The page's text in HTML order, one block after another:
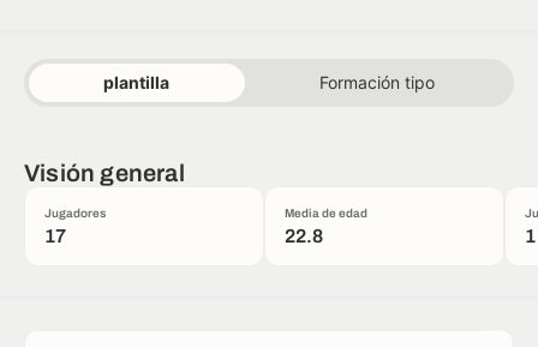
plantilla Formación tipo
Visión general
Jugadores
17
Media de edad
22.8